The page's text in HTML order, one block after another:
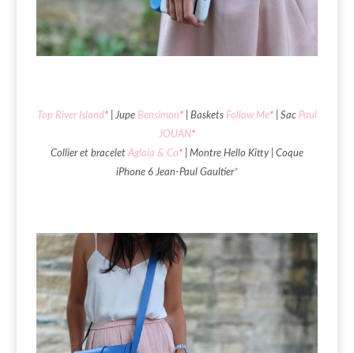
Top River Island* | Jupe Bensimon* | Baskets Follow Me* | Sac Paul
JOUAN*
Collier et bracelet Aglaia & Co* | Montre Hello Kitty | Coque
iPhone 6 Jean-Paul Gaultier*